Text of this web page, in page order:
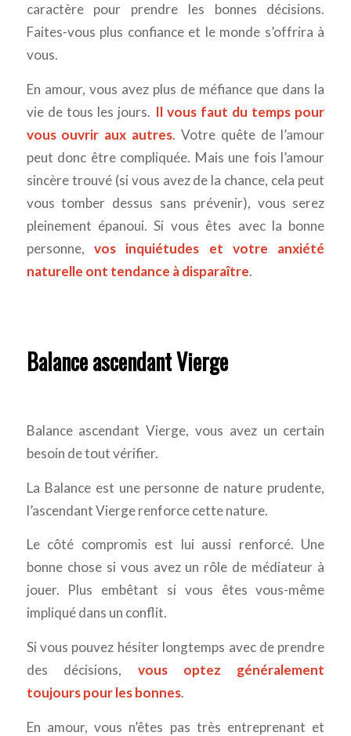
caractère pour prendre les bonnes décisions.
Faites-vous plus confiance et le monde s’offrira à
vous.
En amour, vous avez plus de méfiance que dans la
vie de tous les jours. Il vous faut du temps pour
vous ouvrir aux autres. Votre quête de l’amour
peut donc être compliquée. Mais une fois l’amour
sincère trouvé (si vous avez de la chance, cela peut
vous tomber dessus sans prévenir), vous serez
pleinement épanoui. Si vous êtes avec la bonne
personne, vos inquiétudes et votre anxiété
naturelle ont tendance à disparaître.
Balance ascendant Vierge
Balance ascendant Vierge, vous avez un certain
besoin de tout vérifier.
La Balance est une personne de nature prudente,
l’ascendant Vierge renforce cette nature.
Le côté compromis est lui aussi renforcé. Une
bonne chose si vous avez un rôle de médiateur à
jouer. Plus embêtant si vous êtes vous-même
impliqué dans un conflit.
Si vous pouvez hésiter longtemps avec de prendre
des décisions, vous optez généralement
toujours pour les bonnes.
En amour, vous n’êtes pas très entreprenant et